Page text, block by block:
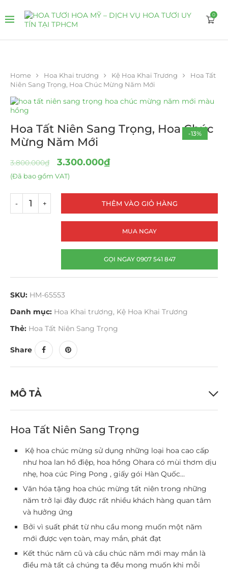
0
Home Hoa Khai trương Kệ Hoa Khai Trương
Hoa Tất
Niên Sang Trọng, Hoa Chúc Mừng Năm Mới
-13%
Hoa Tất Niên Sang Trọng, Hoa Chúc
Mừng Năm Mới
3.800.000₫ 3.300.000₫
(Đã bao gồm VAT)
THÊM VÀO GIỎ HÀNG
MUA NGAY
GỌI NGAY 0907 541 847
SKU: HM-65553
Danh mục: Hoa Khai trương, Kệ Hoa Khai Trương
Thẻ: Hoa Tất Niên Sang Trọng
Share
MÔ TẢ
Hoa Tất Niên Sang Trọng
Kệ hoa chúc mừng sử dụng những loại hoa cao cấp
như hoa lan hồ điệp, hoa hồng Ohara có mùi thơm dịu
nhẹ, hoa cúc Ping Pong , giấy gói Hàn Quốc…
Văn hóa tặng hoa chúc mừng tất niên trong những
năm trở lại đây được rất nhiều khách hàng quan tâm
và hưởng ứng
Bởi vì suất phát từ nhu cầu mong muốn một năm
mới được vẹn toàn, may mắn, phát đạt
Kết thúc năm cũ và cầu chúc năm mới may mắn là
điều mà tất cả chúng ta đều mong muốn khi mỗi